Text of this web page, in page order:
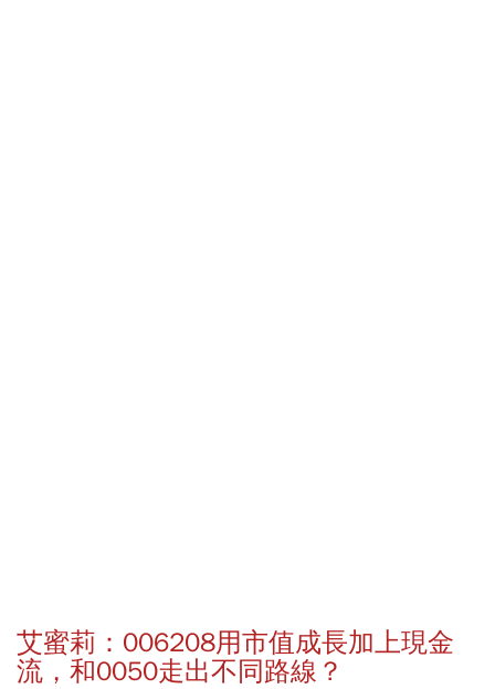
艾蜜莉：006208用市值成長加上現金
流，和0050走出不同路線？